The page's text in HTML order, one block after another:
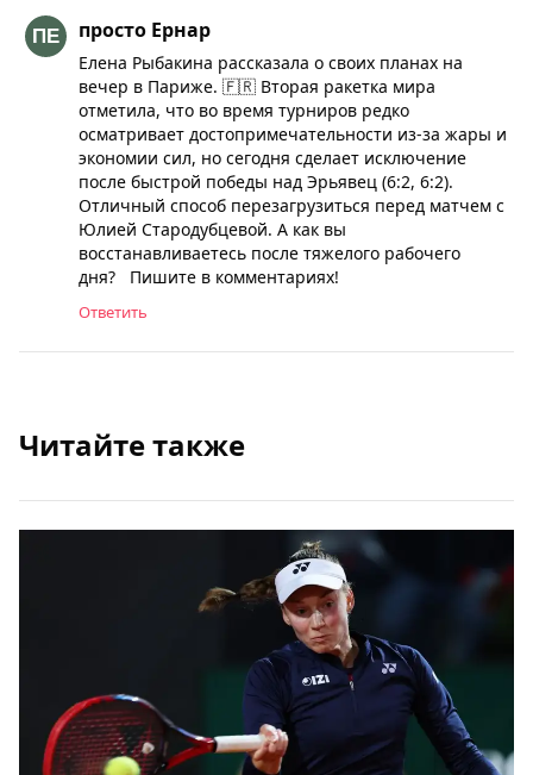
просто Ернар
Елена Рыбакина рассказала о своих планах на
вечер в Париже. 🇫🇷 Вторая ракетка мира
отметила, что во время турниров редко
осматривает достопримечательности из-за жары и
экономии сил, но сегодня сделает исключение
после быстрой победы над Эрьявец (6:2, 6:2).
Отличный способ перезагрузиться перед матчем с
Юлией Стародубцевой. А как вы
восстанавливаетесь после тяжелого рабочего
дня? Пишите в комментариях!
Ответить
Читайте также